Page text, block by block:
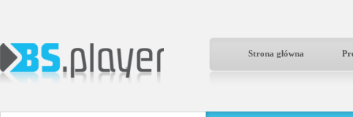
Strona główna